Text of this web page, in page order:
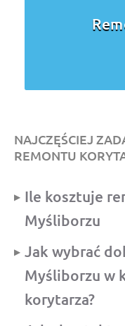
NAJCZĘŚCIEJ
REMONTU
Ile kosztuje
Myśliborzu
Jak wybrać
Myśliborzu w
korytarza?